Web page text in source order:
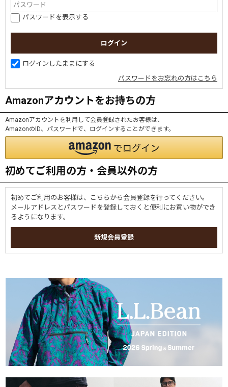
パスワードを表示する
ログインしたままにする
パスワードをお忘れの方はこちら
Amazonアカウントをお持ちの方
Amazonアカウントを利用して会員登録されたお客様は、
AmazonのID、パスワードで、ログインすることができます。
初めてご利用の方・会員以外の方
初めてご利用のお客様は、こちらから会員登録を行ってください。
メールアドレスとパスワードを登録しておくと便利にお買い物ができ
るようになります。